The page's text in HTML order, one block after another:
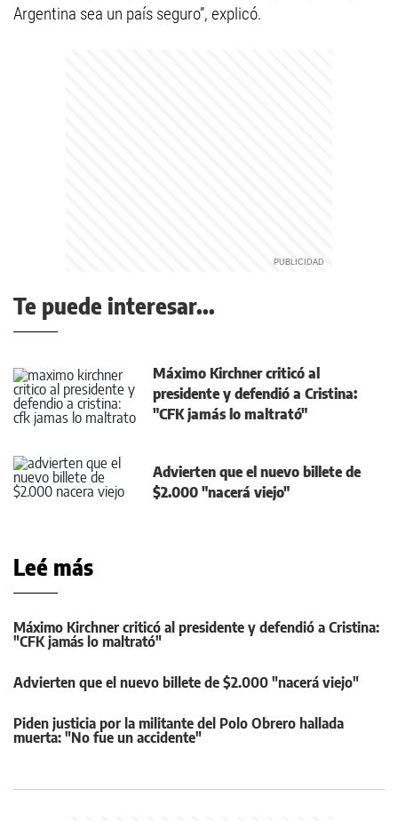
Argentina sea un país seguro”, explicó.
Te puede interesar...
Máximo Kirchner criticó al
presidente y defendió a Cristina:
"CFK jamás lo maltrató"
Advierten que el nuevo billete de
$2.000 "nacerá viejo"
Leé más
Máximo Kirchner criticó al presidente y defendió a Cristina:
"CFK jamás lo maltrató"
Advierten que el nuevo billete de $2.000 "nacerá viejo"
Piden justicia por la militante del Polo Obrero hallada
muerta: "No fue un accidente"